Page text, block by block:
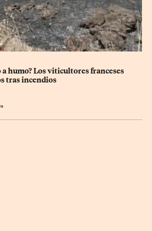
a humo? Los viticultores franceses
tras incendios